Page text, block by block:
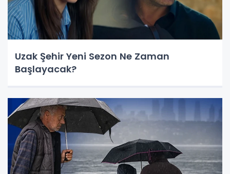
Uzak Şehir Yeni Sezon Ne Zaman
Başlayacak?